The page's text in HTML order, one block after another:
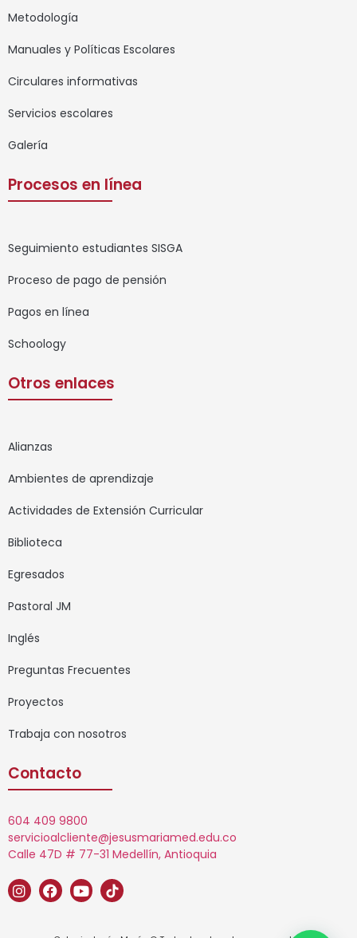
Metodología
Manuales y Políticas Escolares
Circulares informativas
Servicios escolares
Galería
Procesos en línea
Seguimiento estudiantes SISGA
Proceso de pago de pensión
Pagos en línea
Schoology
Otros enlaces
Alianzas
Ambientes de aprendizaje
Actividades de Extensión Curricular
Biblioteca
Egresados
Pastoral JM
Inglés
Preguntas Frecuentes
Proyectos
Trabaja con nosotros
Contacto
604 409 9800
servicioalcliente@jesusmariamed.edu.co
Calle 47D # 77-31 Medellín, Antioquia